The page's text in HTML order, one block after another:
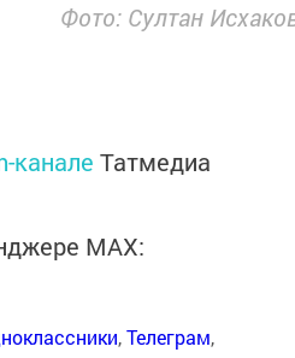
Фото: Султан
канале Татмедиа
MАХ:
,Телеграм,